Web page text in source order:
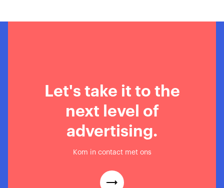
Let's take it to the
next level of
advertising.
Kom in contact met ons